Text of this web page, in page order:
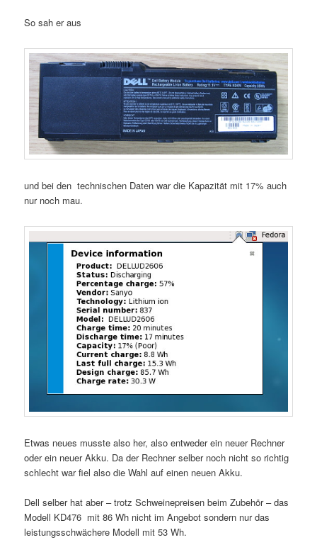
So sah er aus
und bei den technischen Daten war die Kapazität mit 17% auch
nur noch mau.
Etwas neues musste also her, also entweder ein neuer Rechner
oder ein neuer Akku. Da der Rechner selber noch nicht so richtig
schlecht war fiel also die Wahl auf einen neuen Akku.
Dell selber hat aber – trotz Schweinepreisen beim Zubehör – das
Modell KD476 mit 86 Wh nicht im Angebot sondern nur das
leistungsschwächere Modell mit 53 Wh.